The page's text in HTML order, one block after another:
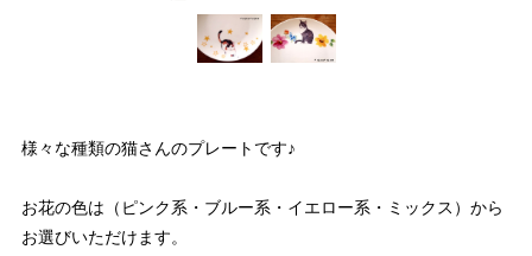
様々な種類の猫さんのプレートです♪
お花の色は（ピンク系・ブルー系・イエロー系・ミックス）から
お選びいただけます。